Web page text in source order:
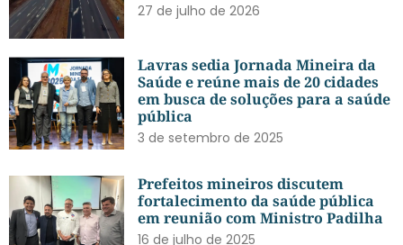
27 de julho de 2026
Lavras sedia Jornada Mineira da
Saúde e reúne mais de 20 cidades
em busca de soluções para a saúde
pública
3 de setembro de 2025
Prefeitos mineiros discutem
fortalecimento da saúde pública
em reunião com Ministro Padilha
16 de julho de 2025